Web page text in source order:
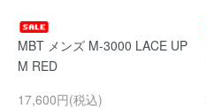
MBT メンズ M-3000 LACE UP
M RED
17,600円(税込)